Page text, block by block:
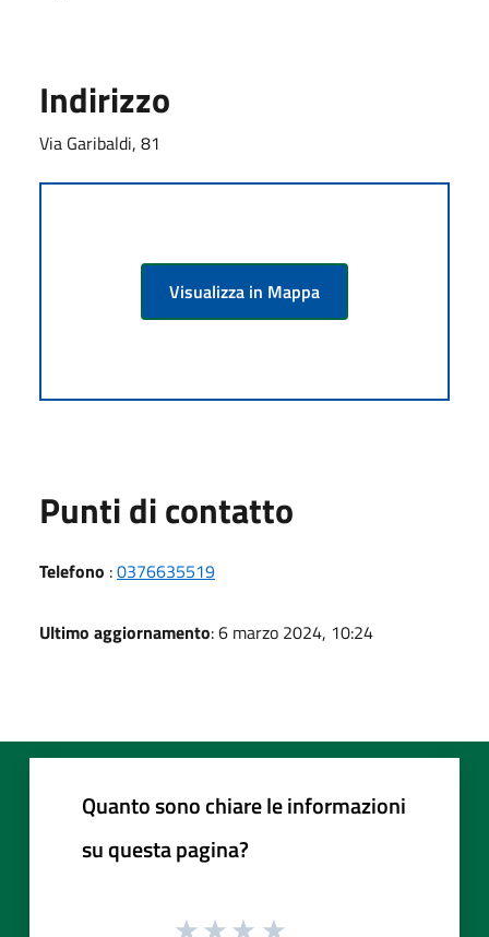
Indirizzo
Via Garibaldi, 81
Visualizza in Mappa
Punti di contatto
Telefono :0376635519
Ultimo aggiornamento: 6 marzo 2024, 10:24
Quanto sono chiare le informazioni
su questa pagina?